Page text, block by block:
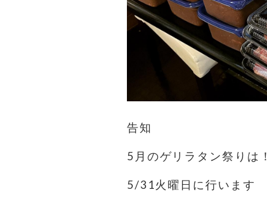
告知
5月のゲリラタン祭りは！
5/31火曜日に行います